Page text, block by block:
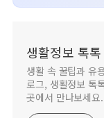
생활정보 톡톡
생활 속 꿀팁과 유
로그, 생활정보 톡
곳에서 만나보세요.